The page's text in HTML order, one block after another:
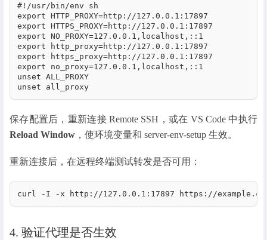
#!/usr/bin/env sh
export HTTP_PROXY=http://127.0.0.1:17897
export HTTPS_PROXY=http://127.0.0.1:17897
export NO_PROXY=127.0.0.1,localhost,::1
export http_proxy=http://127.0.0.1:17897
export https_proxy=http://127.0.0.1:17897
export no_proxy=127.0.0.1,localhost,::1
unset ALL_PROXY
unset all_proxy
保存配置后，重新连接 Remote SSH，或在 VS Code 中执行
Reload Window ，使环境变量和 server-env-setup 生效。
重新连接后，在远程终端测试转发是否可用：
curl -I -x http://127.0.0.1:17897 https://
4. 验证代理是否生效